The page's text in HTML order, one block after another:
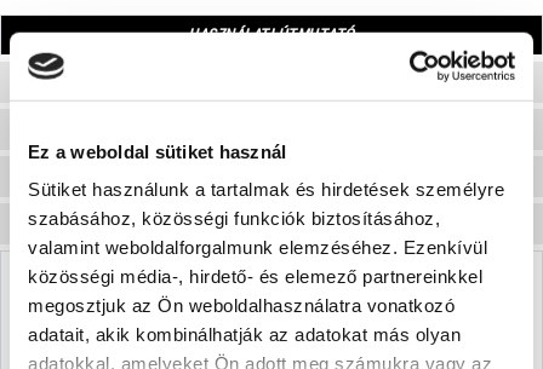
Ez a weboldal sütiket használ
Sütiket használunk a tartalmak és hirdetések személyre
szabásához, közösségi funkciók biztosításához,
valamint weboldalforgalmunk elemzéséhez. Ezenkívül
közösségi média-, hirdető- és elemező partnereinkkel
megosztjuk az Ön weboldalhasználatra vonatkozó
adatait, akik kombinálhatják az adatokat más olyan
adatokkal, amelyeket Ön adott meg számukra vagy az
HASZNÁLATI ÚTMUTATÓ
ADATLAPOK
HASZNÁLATI ÚTMUTATÓ